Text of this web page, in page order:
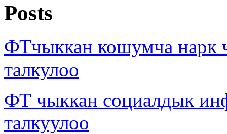
Posts
ФТчыккан кошумча нарк
талкулоо
ФТ чыккан социалдык
талкуулоо